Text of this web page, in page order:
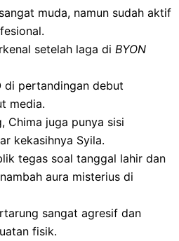
muda, namun sudah aktif
setelah laga di BYON
di pertandingan debut
media.
Chima juga punya sisi
kekasihnya Syila.
tegas soal tanggal lahir dan
aura misterius di
sangat agresif dan
fisik.